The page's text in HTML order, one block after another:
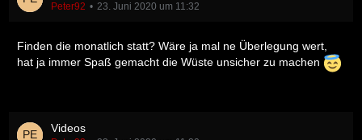
Peter92 23. Juni 2020 um 11:32
Finden die monatlich statt? Wäre ja mal ne Überlegung wert,
hat ja immer Spaß gemacht die Wüste unsicher zu machen
Videos